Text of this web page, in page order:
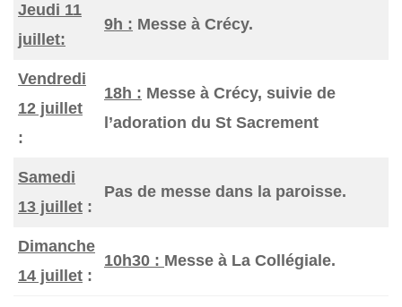
Jeudi 11
juillet:
9h : Messe à Crécy.
Vendredi
12 juillet
:
18h : Messe à Crécy, suivie de
l’adoration du St Sacrement
Samedi
13 juillet :
Pas de messe dans la paroisse.
Dimanche
14 juillet :
10h30 : Messe à La Collégiale.